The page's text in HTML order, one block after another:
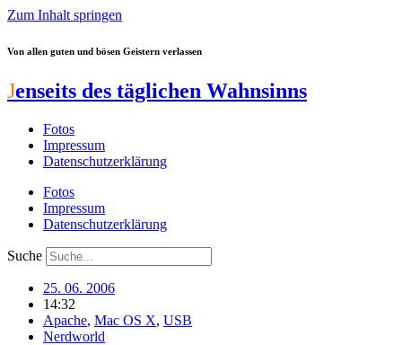
Zum Inhalt springen
Von allen guten und bösen Geistern verlassen
Jenseits des täglichen Wahnsinns
Fotos
Impressum
Datenschutzerklärung
Fotos
Impressum
Datenschutzerklärung
Suche
25. 06. 2006
14:32
Apache, Mac OS X, USB
Nerdworld